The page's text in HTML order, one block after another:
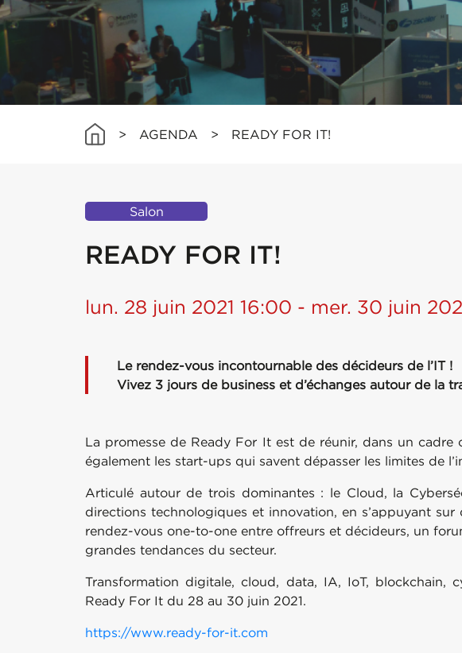
> AGENDA > READY FOR IT!
Salon
READY FOR IT!
lun. 28 juin 2021 16:00 - mer. 30 juin
Le rendez-vous incontournable des décideurs de l’IT !
Vivez 3 jours de business et d’échanges autour de la
La promesse de Ready For It est de réunir, dans un
également les start-ups qui savent dépasser les limites de
Articulé autour de trois dominantes : le Cloud, la
directions technologiques et innovation, en s’appuyant
rendez-vous one-to-one entre offreurs et décideurs, un
grandes tendances du secteur.
Transformation digitale, cloud, data, IA, IoT, blockchain,
Ready For It du 28 au 30 juin 2021.
https://www.ready-for-it.com